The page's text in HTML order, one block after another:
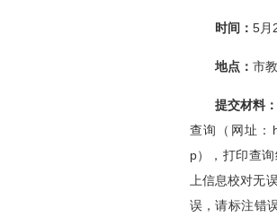
时间： 5月
地点： 市
提交材料：
查询（网址：
p），打印查
上信息校对无
误，请标注错